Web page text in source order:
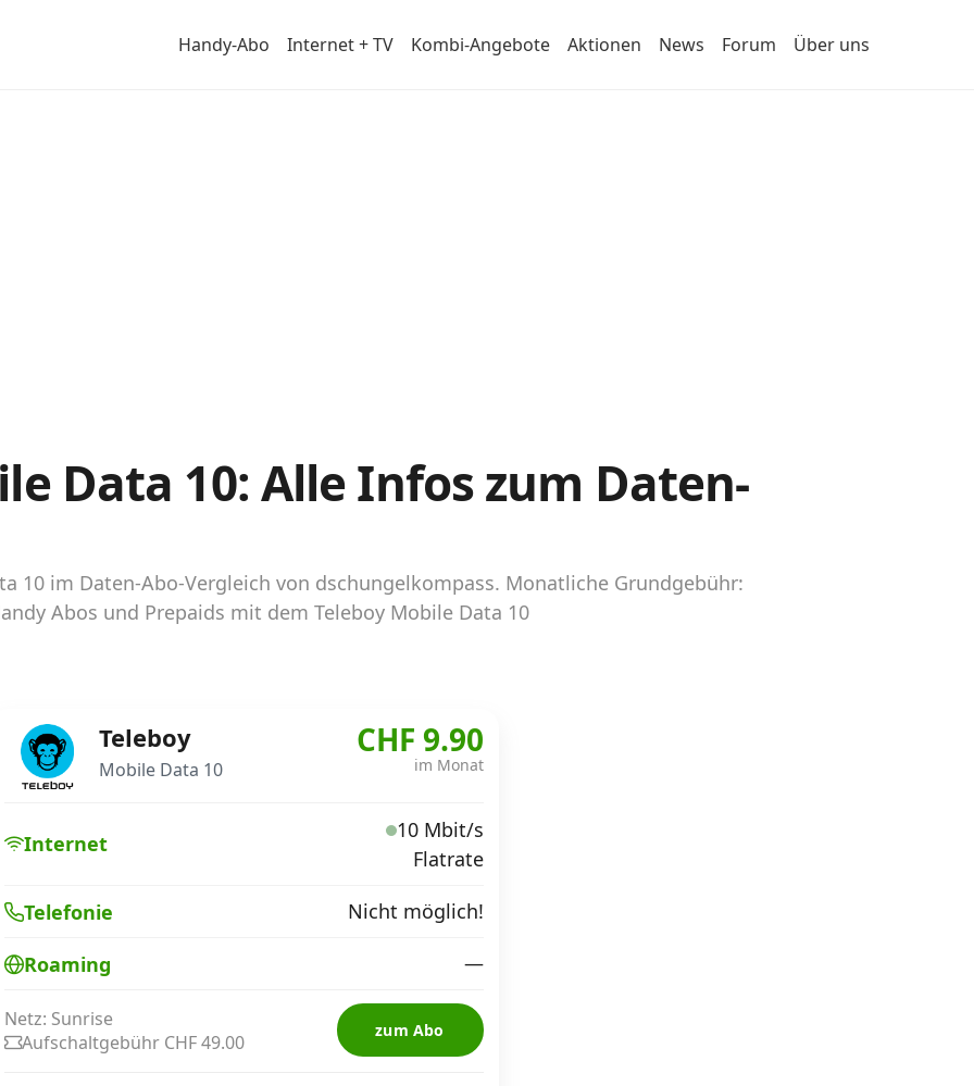
Handy-Abo Internet + TV Kombi-Angebote Aktionen News Forum Über uns
Data 10: Alle Infos zum Daten-
10 im Daten-Abo-Vergleich von dschungelkompass. Monatliche Grundgebühr:
Abos und Prepaids mit dem Teleboy Mobile Data 10
Teleboy
Mobile Data 10
CHF 9.90
im Monat
Internet
10 Mbit/s
Flatrate
Telefonie Nicht möglich!
Roaming —
Netz: Sunrise
Aufschaltgebühr CHF 49.00
zum Abo